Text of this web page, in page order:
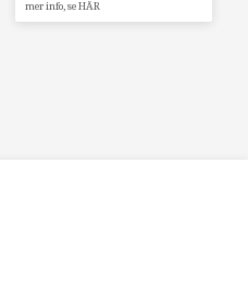
mer info, se HÄR